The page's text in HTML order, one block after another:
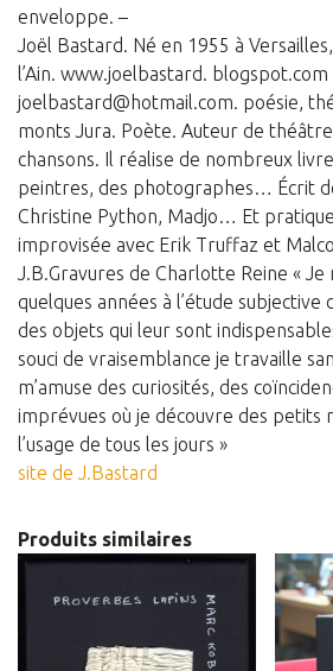
enveloppe. –
Joël Bastard. Né en 1955 à
l’Ain. www.joelbastard. blogspot.com
joelbastard@hotmail.com. poésie,
monts Jura. Poète. Auteur de
chansons. Il réalise de nombreux
peintres, des photographes… Écrit
Christine Python, Madjo… Et
improvisée avec Erik Truffaz et
J.B.Gravures de Charlotte Reine «
quelques années à l’étude subjective
des objets qui leur sont
souci de vraisemblance je travaille
m’amuse des curiosités, des
imprévues où je découvre des petits
l’usage de tous les jours »
site de J.Bastard
Produits similaires